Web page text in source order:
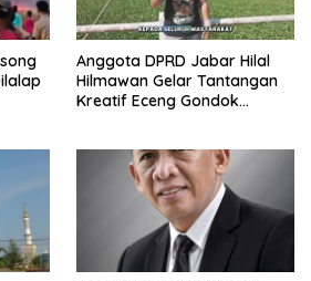
Anggota DPRD Jabar Hilal
Hilmawan Gelar Tantangan
Kreatif Eceng Gondok